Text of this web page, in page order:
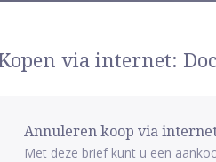
via internet:
Annuleren koop via
Met deze brief kunt u een